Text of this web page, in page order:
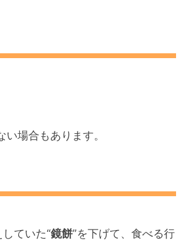
場合もあります。
ていた“鏡餅”を下げて、食べる行